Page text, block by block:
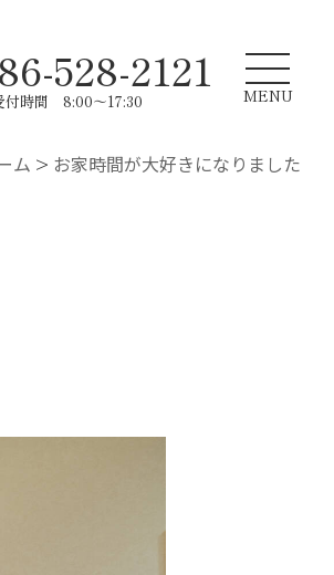
528-2121
付時間 8:00～17:30 MENU
ム > お家時間が大好きになりました